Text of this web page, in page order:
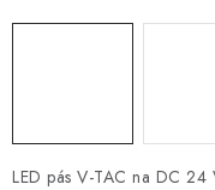
Reklamácie a formulár
LED pás V-TAC na DC